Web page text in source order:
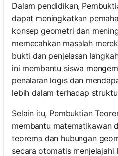
Dalam pendidikan,
dapat meningkatkan
konsep geometri dan
memecahkan masalah
bukti dan penjelasan
ini membantu siswa
penalaran logis dan
lebih dalam terhadap
Selain itu, Pembuktian
membantu matematikawan
teorema dan hubungan
secara otomatis